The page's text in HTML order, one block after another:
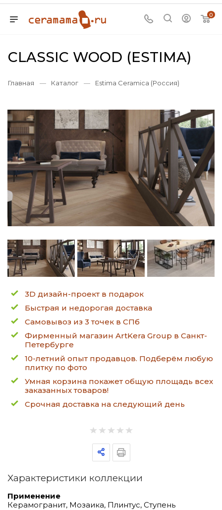
0
CLASSIC WOOD (ESTIMA)
Главная — Каталог — Estima Ceramica (Россия)
3D дизайн-проект в подарок
Быстрая и недорогая доставка
Самовывоз из 3 точек в СПб
Фирменный магазин ArtKera Group в Санкт-
Петербурге
10-летний опыт продавцов. Подберём любую
плитку по фото
Умная корзина покажет общую площадь всех
заказанных товаров!
Срочная доставка на следующий день
Характеристики коллекции
Применение
Керамогранит, Мозаика, Плинтус, Ступень